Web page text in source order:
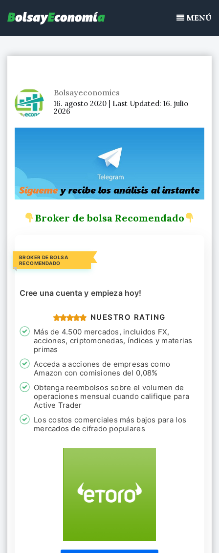
continuo, acciones de bolsa
contenidoMENÚ
Bolsayeconomics
16. agosto 2020 | Last Updated: 16. julio
2026
Broker de bolsa Recomendado
BROKER DE BOLSA
RECOMENDADO
Cree una cuenta y empieza hoy!
NUESTRO RATING
Más de 4.500 mercados, incluidos FX,
acciones, criptomonedas, índices y materias
primas
Acceda a acciones de empresas como
Amazon con comisiones del 0,08%
Obtenga reembolsos sobre el volumen de
operaciones mensual cuando califique para
Active Trader
Los costos comerciales más bajos para los
mercados de cifrado populares